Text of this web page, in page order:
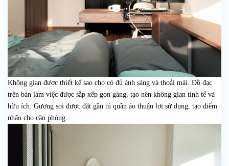
Không gian được thiết kế sao cho có đủ ánh sáng và thoải mái. Đồ đạc
trên bàn làm việc được sắp xếp gọn gàng, tạo nên không gian tinh tế và
hữu ích. Gương soi được đặt gần tủ quần áo thuận lợi sử dụng, tạo điểm
nhấn cho căn phòng.